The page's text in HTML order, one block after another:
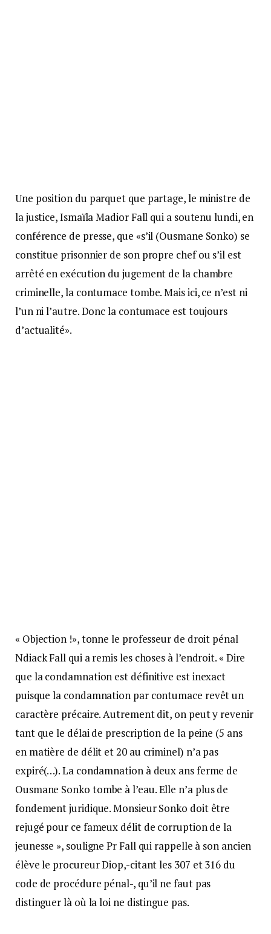
Une position du parquet que partage, le ministre de
la justice, Ismaïla Madior Fall qui a soutenu lundi, en
conférence de presse, que «s’il (Ousmane Sonko) se
constitue prisonnier de son propre chef ou s’il est
arrêté en exécution du jugement de la chambre
criminelle, la contumace tombe. Mais ici, ce n’est ni
l’un ni l’autre. Donc la contumace est toujours
d’actualité».
« Objection !», tonne le professeur de droit pénal
Ndiack Fall qui a remis les choses à l’endroit. « Dire
que la condamnation est définitive est inexact
puisque la condamnation par contumace revêt un
caractère précaire. Autrement dit, on peut y revenir
tant que le délai de prescription de la peine (5 ans
en matière de délit et 20 au criminel) n’a pas
expiré(…). La condamnation à deux ans ferme de
Ousmane Sonko tombe à l’eau. Elle n’a plus de
fondement juridique. Monsieur Sonko doit être
rejugé pour ce fameux délit de corruption de la
jeunesse », souligne Pr Fall qui rappelle à son ancien
élève le procureur Diop,-citant les 307 et 316 du
code de procédure pénal-, qu’il ne faut pas
distinguer là où la loi ne distingue pas.